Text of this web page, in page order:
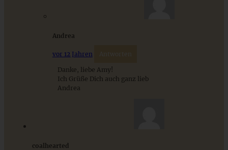
Andrea
vor 12 Jahren Antworten
Danke, liebe Amy!
Ich Grüße Dich auch ganz lieb
Andrea
coalhearted